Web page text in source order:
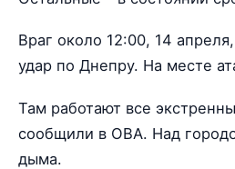
Враг около 12:00, 14
удар по Днепру. На месте
Там работают все
сообщили в ОВА. Над
дыма.